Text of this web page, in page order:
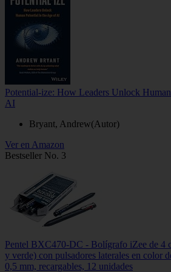
Potential-ize: How Leaders Unlock
AI
Bryant, Andrew(Autor)
Ver en Amazon
Bestseller No. 3
Pentel BXC470-DC - Bolígrafo iZee de 4
y verde) con pulsadores laterales en color
0,5 mm, recargables, 12 unidades